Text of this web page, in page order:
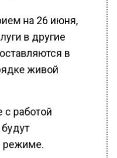
на 26 июня,
в другие
в
живой
работой
режиме.